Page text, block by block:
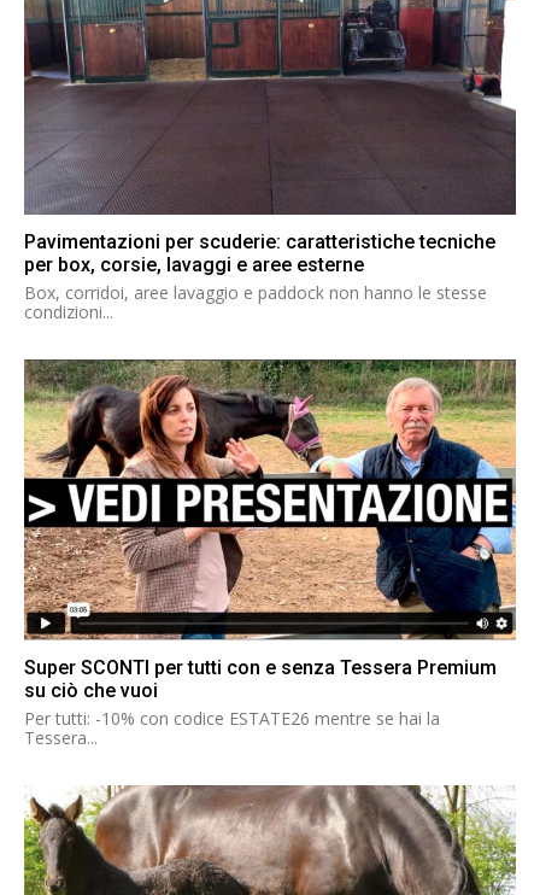
Pavimentazioni per scuderie: caratteristiche tecniche
per box, corsie, lavaggi e aree esterne
Box, corridoi, aree lavaggio e paddock non hanno le stesse
condizioni...
Super SCONTI per tutti con e senza Tessera Premium
su ciò che vuoi
Per tutti: -10% con codice ESTATE26 mentre se hai la
Tessera...